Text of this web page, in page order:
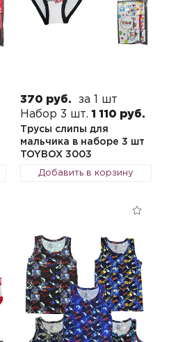
370 руб.
за 1 шт
Набор 3 шт. 1 110 руб.
Трусы слипы для
мальчика в наборе 3 шт
TOYBOX 3003
Добавить в корзину